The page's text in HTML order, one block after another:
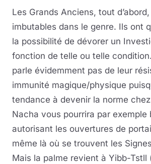
Les Grands Anciens, tout
imbutables dans le genre. Ils ont
la possibilité de dévorer un
fonction de telle ou telle
parle évidemment pas de leur
immunité magique/physique
tendance à devenir la norme
Nacha vous pourrira par exemple
autorisant les ouvertures de
même là où se trouvent les
Mais la palme revient à Yibb-Tstll